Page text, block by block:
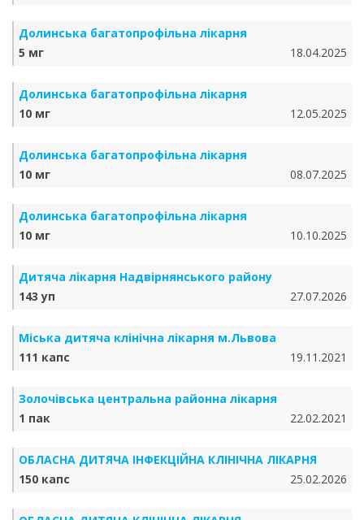
Долинська багатопрофільна лікарня
5 мг
18.04.2025
Долинська багатопрофільна лікарня
10 мг
12.05.2025
Долинська багатопрофільна лікарня
10 мг
08.07.2025
Долинська багатопрофільна лікарня
10 мг
10.10.2025
Дитяча лікарня Надвірнянського району
143 уп
27.07.2026
Міська дитяча клінічна лікарня м.Львова
111 капс
19.11.2021
Золочівська центральна районна лікарня
1 пак
22.02.2021
ОБЛАСНА ДИТЯЧА ІНФЕКЦІЙНА КЛІНІЧНА ЛІКАРНЯ
150 капс
25.02.2026